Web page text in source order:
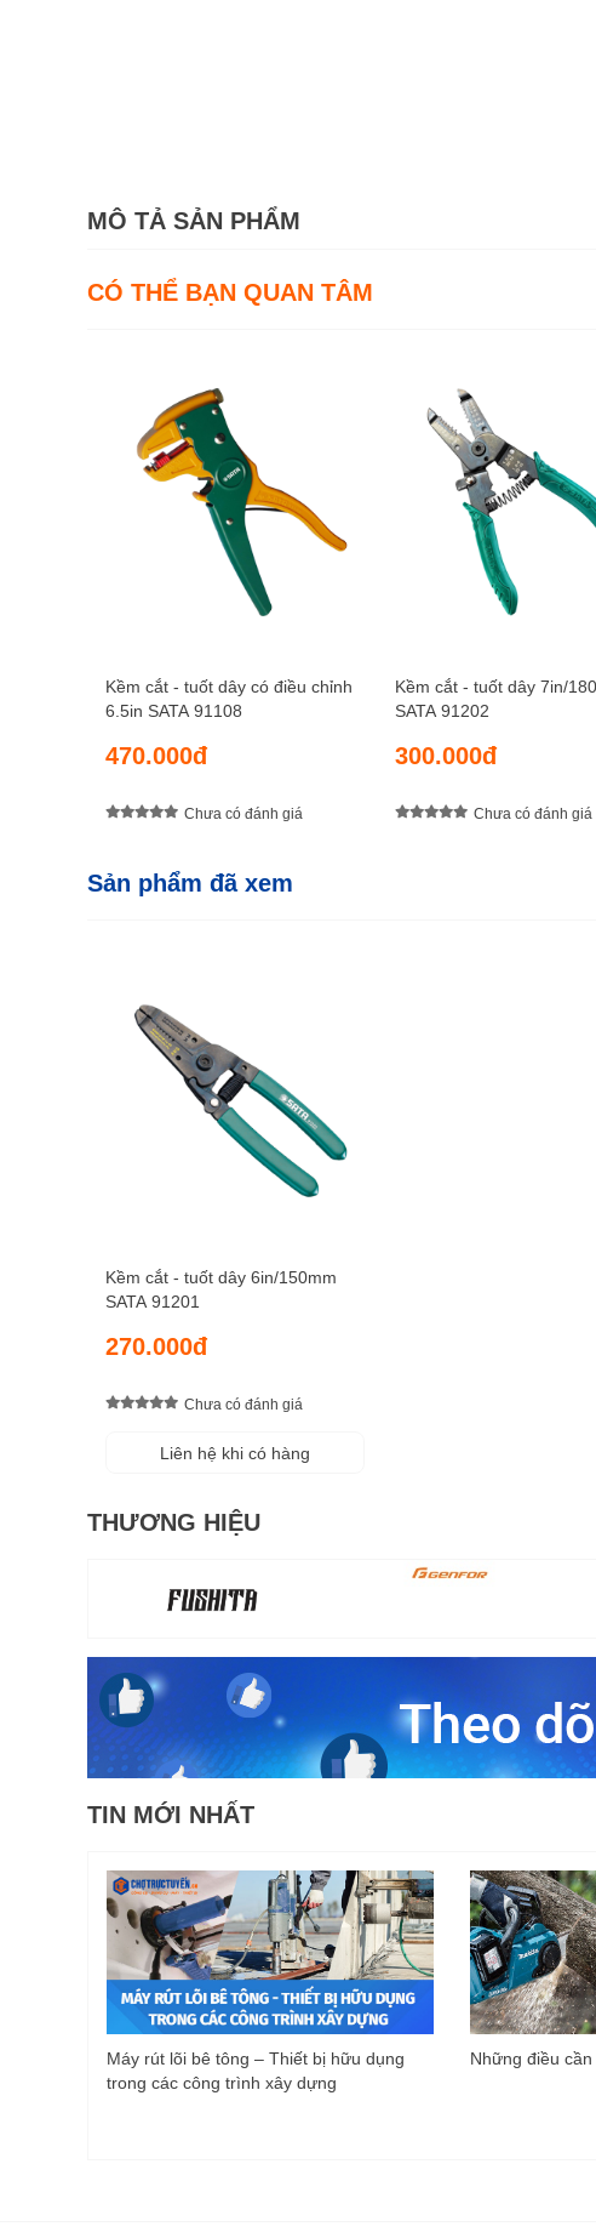
MÔ TẢ SẢN PHẨM
CÓ THỂ BẠN QUAN TÂM
Kềm cắt - tuốt dây có điều chỉnh
6.5in SATA 91108
470.000đ
Chưa có đánh giá
Kềm cắt - tuốt dây 7in/
SATA 91202
300.000đ
Chưa có đánh giá
Sản phẩm đã xem
Kềm cắt - tuốt dây 6in/150mm
SATA 91201
270.000đ
Chưa có đánh giá
Liên hệ khi có hàng
THƯƠNG HIỆU
TIN MỚI NHẤT
Máy rút lõi bê tông – Thiết bị hữu dụng
trong các công trình xây dựng
Những điều